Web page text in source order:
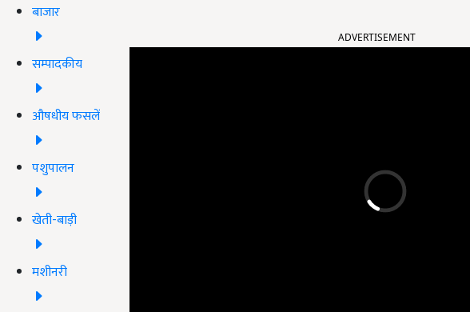
बाजार
सम्पादकीय
औषधीय फसलें
पशुपालन
खेती-बाड़ी
मशीनरी